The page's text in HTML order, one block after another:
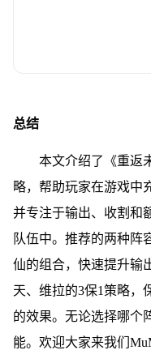
总结
本文介绍了《重返
略，帮助玩家在游戏中
并专注于输出、收割和
队伍中。推荐的两种阵
仙的组合，快速提升输
天、维拉的3保1策略，
的效果。无论选择哪个
能。欢迎大家来我们